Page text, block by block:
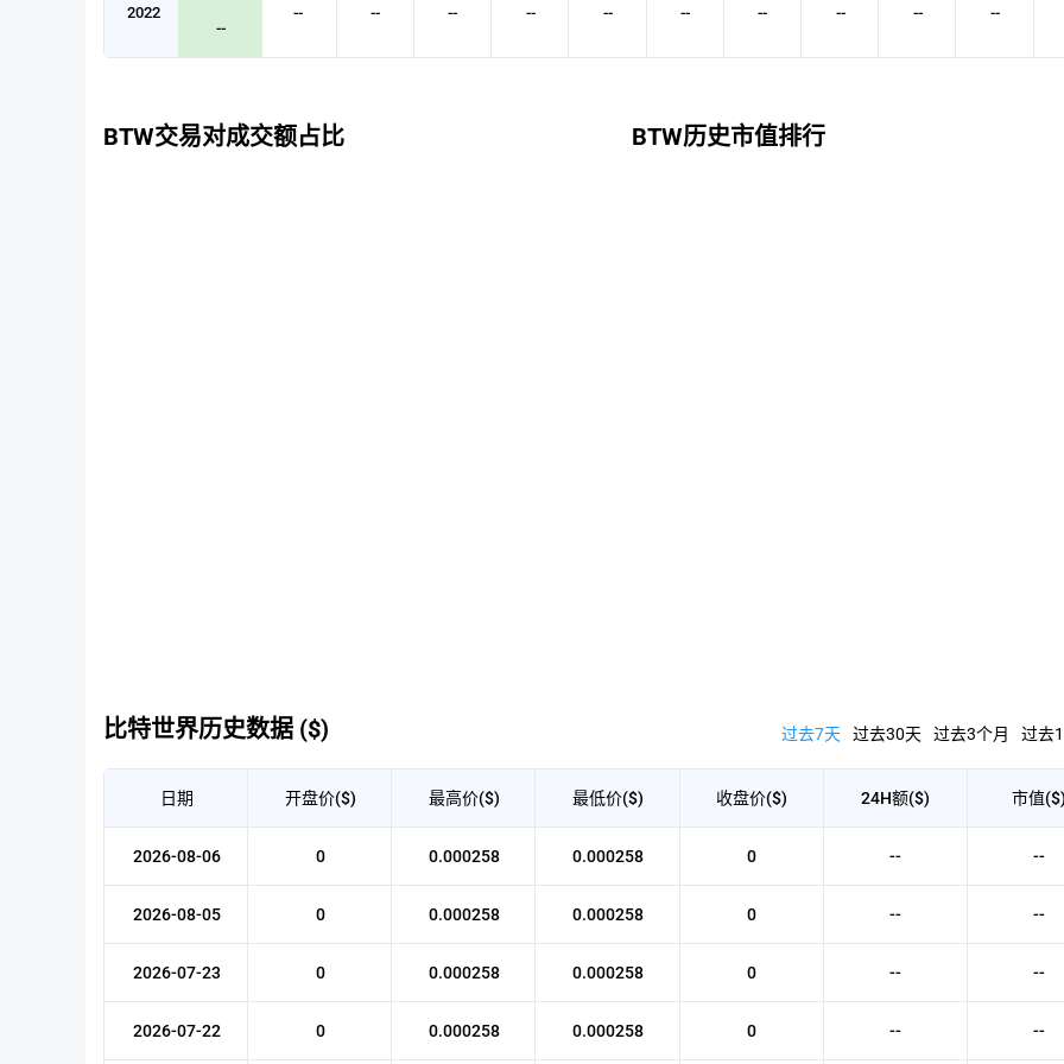
2022
--
-- -- -- -- -- -- -- -- -- --
BTW交易对成交额占比 BTW历史市值排行
比特世界历史数据 ($) 过去7天 过去30天 过去3个月 过去
日期 开盘价($) 最高价($) 最低价($) 收盘价($) 24H额($) 市值
2026-08-06 0 0.000258 0.000258 0 -- --
2026-08-05 0 0.000258 0.000258 0 -- --
2026-07-23 0 0.000258 0.000258 0 -- --
2026-07-22 0 0.000258 0.000258 0 -- --